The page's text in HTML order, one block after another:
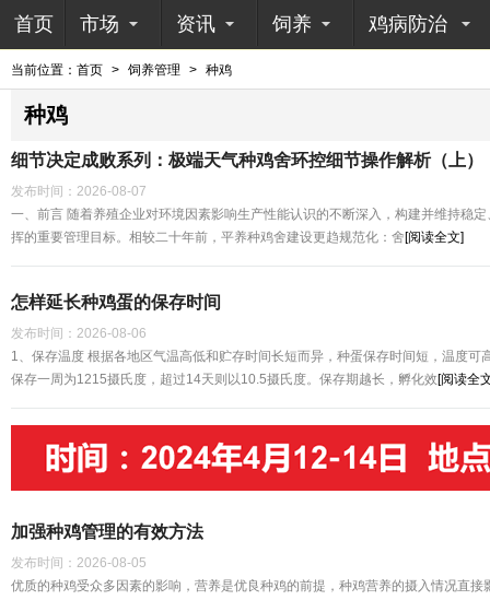
首页 市场 资讯 饲养 鸡病防治
当前位置： 首页 > 饲养管理 > 种鸡
种鸡
细节决定成败系列：极端天气种鸡舍环控细节操作解析（上）
发布时间： 2026-08-07
一、前言 随着养殖企业对环境因素影响生产性能认识的不断深入，构建并维持稳
挥的重要管理目标。相较二十年前，平养种鸡舍建设更趋规范化：舍[阅读全文]
怎样延长种鸡蛋的保存时间
发布时间： 2026-08-06
1、保存温度 根据各地区气温高低和贮存时间长短而异，种蛋保存时间短，温度可
保存一周为1215摄氏度，超过14天则以10.5摄氏度。保存期越长，孵化效[阅读全
加强种鸡管理的有效方法
发布时间： 2026-08-05
优质的种鸡受众多因素的影响，营养是优良种鸡的前提，种鸡营养的摄入情况直